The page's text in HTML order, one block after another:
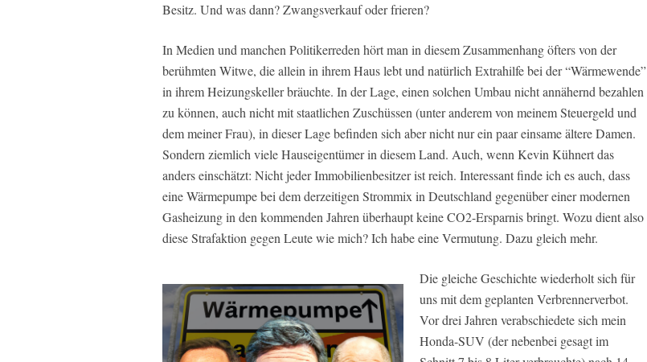
Besitz. Und was dann? Zwangsverkauf oder frieren?
In Medien und manchen Politikerreden hört man in diesem Zusammenhang öfters von der
berühmten Witwe, die allein in ihrem Haus lebt und natürlich Extrahilfe bei der “Wärmewende”
in ihrem Heizungskeller bräuchte. In der Lage, einen solchen Umbau nicht annähernd bezahlen
zu können, auch nicht mit staatlichen Zuschüssen (unter anderem von meinem Steuergeld und
dem meiner Frau), in dieser Lage befinden sich aber nicht nur ein paar einsame ältere Damen.
Sondern ziemlich viele Hauseigentümer in diesem Land. Auch, wenn Kevin Kühnert das
anders einschätzt: Nicht jeder Immobilienbesitzer ist reich. Interessant finde ich es auch, dass
eine Wärmepumpe bei dem derzeitigen Strommix in Deutschland gegenüber einer modernen
Gasheizung in den kommenden Jahren überhaupt keine CO2-Ersparnis bringt. Wozu dient also
diese Strafaktion gegen Leute wie mich? Ich habe eine Vermutung. Dazu gleich mehr.
Die gleiche Geschichte wiederholt sich für
uns mit dem geplanten Verbrennerverbot.
Vor drei Jahren verabschiedete sich mein
Honda-SUV (der nebenbei gesagt im